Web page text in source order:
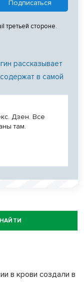
третьей стороне.
рассказывает
в самой
Дзен. Все
там.
НАЙТИ
в крови создали в